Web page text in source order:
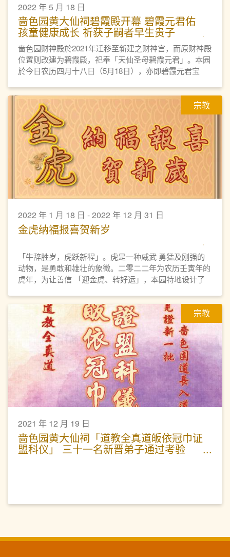
2022 年 5 月 18 日
啬色园黄大仙祠碧霞殿开幕 碧霞元君佑
孩童健康成长 祈获子嗣者早生贵子
啬色园财神殿於2021年迁移至新建之财神宫，而原财神殿
位置则改建为碧霞殿，祀奉「天仙圣母碧霞元君」。本园
於今日农历四月十八日（5月18日），亦即碧霞元君宝
宗教
2022 年 1 月 18 日 - 2022 年 12 月 31 日
金虎纳福报喜贺新岁
「牛辞胜岁，虎跃新程」。虎是一种威武 勇猛及刚强的
动物，是勇敢和雄壮的象徵。二零二二年为农历壬寅年的
虎年，为让善信 「迎金虎、转好运」，本园特地设计了
迎春接福好运来。 「金虎纳福报喜」摆设，经高功法师
诵经、 洒净， 欢迎善信将「金虎」迎回家中， 为新一年
虎年带来健康幸福，如意吉祥。
宗教
2021 年 12 月 19 日
啬色园黄大仙祠「道教全真道皈依冠巾证
盟科仪」 三十一名新晋弟子通过考验